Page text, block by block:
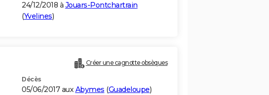
24/12/2018 à Jouars-Pontchartrain
(Yvelines)
Créer une cagnotte obsèques
Décès
05/06/2017 auxAbymes (Guadeloupe)